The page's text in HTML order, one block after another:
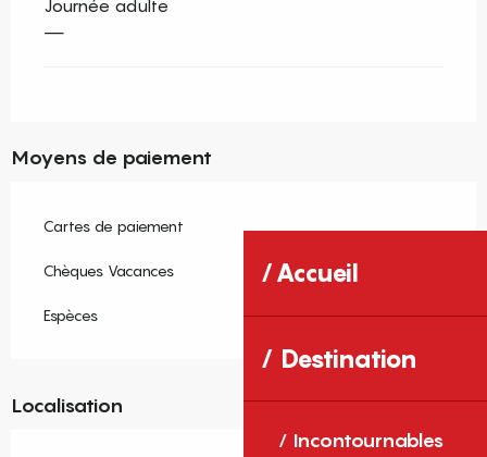
Accueil
Destination
Incontournables
Journée adulte
—
Moyens de paiement
Cartes de paiement
Chèques Vacances
Espèces
Localisation